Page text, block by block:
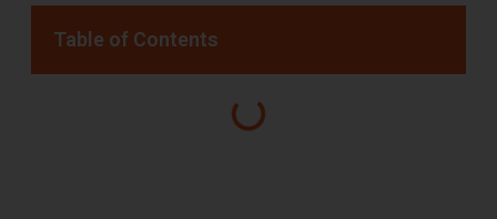
Table of Contents